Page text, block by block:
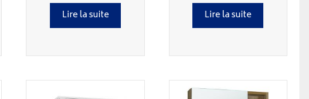
Lire la suite Lire la suite